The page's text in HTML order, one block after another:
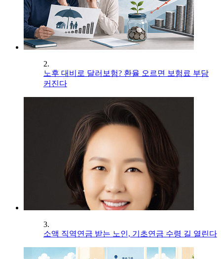
2.
노후 대비로 달러보험? 환율 오르면 보험료 부담
커진다
3.
소액 직역연금 받는 노인, 기초연금 수령 길 열린다